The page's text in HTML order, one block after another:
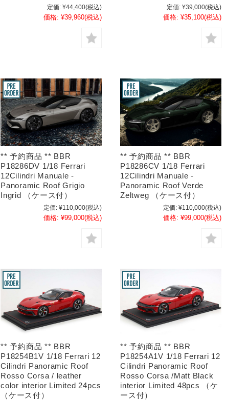
定価: ¥44,400(税込)
価格: ¥39,960(税込)
定価: ¥39,000(税込)
価格: ¥35,100(税込)
** 予約商品 ** BBR
P18286DV 1/18 Ferrari
12Cilindri Manuale -
Panoramic Roof Grigio
Ingrid （ケース付）
定価: ¥110,000(税込)
価格: ¥99,000(税込)
** 予約商品 ** BBR
P18286CV 1/18 Ferrari
12Cilindri Manuale -
Panoramic Roof Verde
Zeltweg （ケース付）
定価: ¥110,000(税込)
価格: ¥99,000(税込)
** 予約商品 ** BBR
P18254B1V 1/18 Ferrari 12
Cilindri Panoramic Roof
Rosso Corsa / leather
color interior Limited 24pcs
（ケース付）
** 予約商品 ** BBR
P18254A1V 1/18 Ferrari 12
Cilindri Panoramic Roof
Rosso Corsa /Matt Black
interior Limited 48pcs （ケ
ース付）